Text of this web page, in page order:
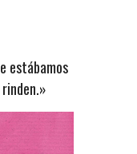
estábamos